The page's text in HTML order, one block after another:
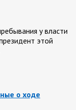
у власти
этой
о ходе